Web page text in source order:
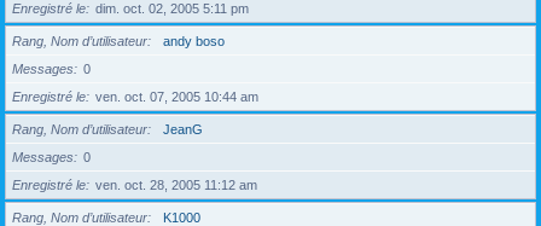
Enregistré le
dim. oct. 02, 2005 5:11 pm
Rang, Nom d’utilisateur
andy boso
Messages
0
Enregistré le
ven. oct. 07, 2005 10:44 am
Rang, Nom d’utilisateur
JeanG
Messages
0
Enregistré le
ven. oct. 28, 2005 11:12 am
Rang, Nom d’utilisateur
K1000